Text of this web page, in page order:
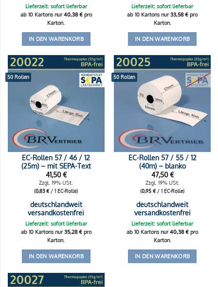
Lieferzeit: sofort lieferbar
ab 10 Kartons nur40,38€pro
Karton.
IN DEN WARENKORB
Lieferzeit: sofort lieferbar
ab 10 Kartons nur33,58€ pro
Karton.
IN DEN WARENKORB
50 Rollen
EC-Rollen 57 / 46 / 12
(25m) – mit SEPA-Text
41,50€
Zzgl. 19% USt.
(0,83€ / 1 EC-Rolle)
deutschlandweit
versandkostenfrei
Lieferzeit: sofort lieferbar
ab 10 Kartons nur35,28€pro
Karton.
IN DEN WARENKORB
50 Rollen
EC-Rollen 57 / 55 / 12
(40m) – blanko
47,50€
Zzgl. 19% USt.
(0,95€ / 1 EC-Rolle)
deutschlandweit
versandkostenfrei
Lieferzeit: sofort lieferbar
ab 10 Kartons nur40,38€ pro
Karton.
IN DEN WARENKORB